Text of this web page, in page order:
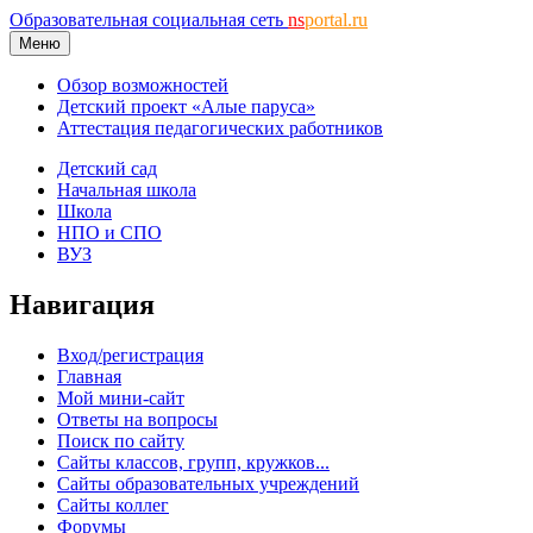
Образовательная социальная сеть nsportal.ru
Меню
Обзор возможностей
Детский проект «Алые паруса»
Аттестация педагогических работников
Детский сад
Начальная школа
Школа
НПО и СПО
ВУЗ
Навигация
Вход/регистрация
Главная
Мой мини-сайт
Ответы на вопросы
Поиск по сайту
Сайты классов, групп, кружков...
Сайты образовательных учреждений
Сайты коллег
Форумы